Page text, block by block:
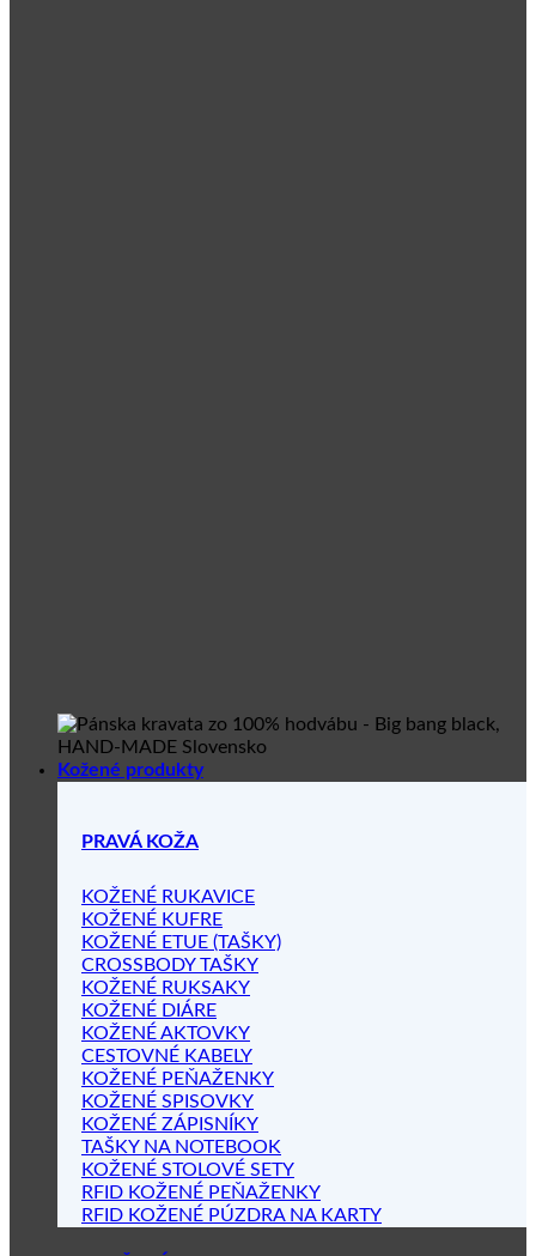
Kožené produkty
PRAVÁ KOŽA
KOŽENÉ RUKAVICE
KOŽENÉ KUFRE
KOŽENÉ ETUE (TAŠKY)
CROSSBODY TAŠKY
KOŽENÉ RUKSAKY
KOŽENÉ DIÁRE
KOŽENÉ AKTOVKY
CESTOVNÉ KABELY
KOŽENÉ PEŇAŽENKY
KOŽENÉ SPISOVKY
KOŽENÉ ZÁPISNÍKY
TAŠKY NA NOTEBOOK
KOŽENÉ STOLOVÉ SETY
RFID KOŽENÉ PEŇAŽENKY
RFID KOŽENÉ PÚZDRA NA KARTY